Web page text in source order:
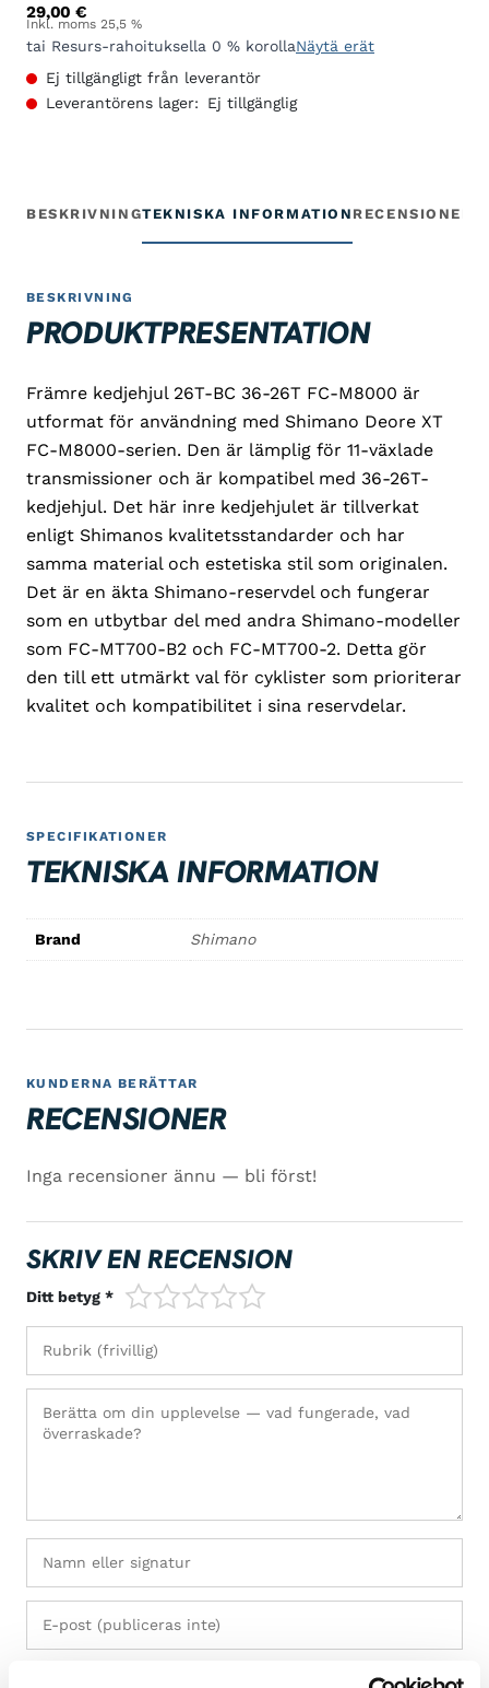
29,00€
Inkl. moms 25,5 %
tai Resurs-rahoituksella 0 % korollaNäytä erät
Ej tillgängligt från leverantör
Leverantörens lager:
Ej tillgänglig
BESKRIVNINGTEKNISKA INFORMATION RECENSIONER
BESKRIVNING
PRODUKTPRESENTATION
Främre kedjehjul 26T-BC 36-26T FC-M8000 är
utformat för användning med Shimano Deore XT
FC-M8000-serien. Den är lämplig för 11-växlade
transmissioner och är kompatibel med 36-26T-
kedjehjul. Det här inre kedjehjulet är tillverkat
enligt Shimanos kvalitetsstandarder och har
samma material och estetiska stil som originalen.
Det är en äkta Shimano-reservdel och fungerar
som en utbytbar del med andra Shimano-modeller
som FC-MT700-B2 och FC-MT700-2. Detta gör
den till ett utmärkt val för cyklister som prioriterar
kvalitet och kompatibilitet i sina reservdelar.
SPECIFIKATIONER
TEKNISKA INFORMATION
Brand Shimano
KUNDERNA BERÄTTAR
RECENSIONER
Inga recensioner ännu — bli först!
SKRIV EN RECENSION
Ditt betyg * 1/5 2/53/54/5